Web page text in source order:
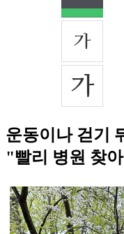
운동이나 걷기
"빨리 병원 찾